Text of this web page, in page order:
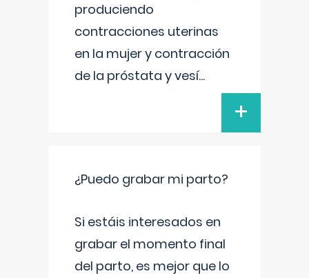
produciendo
contracciones uterinas
en la mujer y contracción
de la próstata y vesí...
+
¿Puedo grabar mi parto?
Si estáis interesados en
grabar el momento final
del parto, es mejor que lo